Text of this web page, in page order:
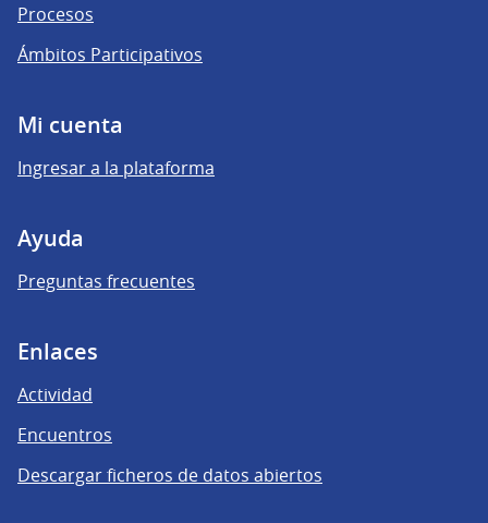
Procesos
Ámbitos Participativos
Mi cuenta
Ingresar a la plataforma
Ayuda
Preguntas frecuentes
Enlaces
Actividad
Encuentros
Descargar ficheros de datos abiertos